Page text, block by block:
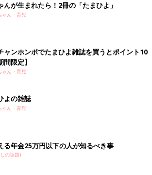
んが生まれたら！2冊の「たまひよ」
ゃん・育児
ャンホンポでたまひよ雑誌を買うとポイント10
間限定】
ゃん・育児
よの雑誌
ゃん・育児
る年金25万円以下の人が知るべき事
の話題)